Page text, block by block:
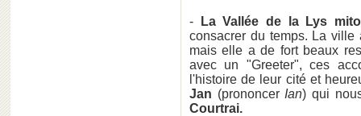
-
La Vallée de la Lys
consacrer du temps. La ville
mais elle a de fort beaux
avec un "Greeter", ces
l'histoire de leur cité et
Jan (prononcer Ian) qui
Courtrai.